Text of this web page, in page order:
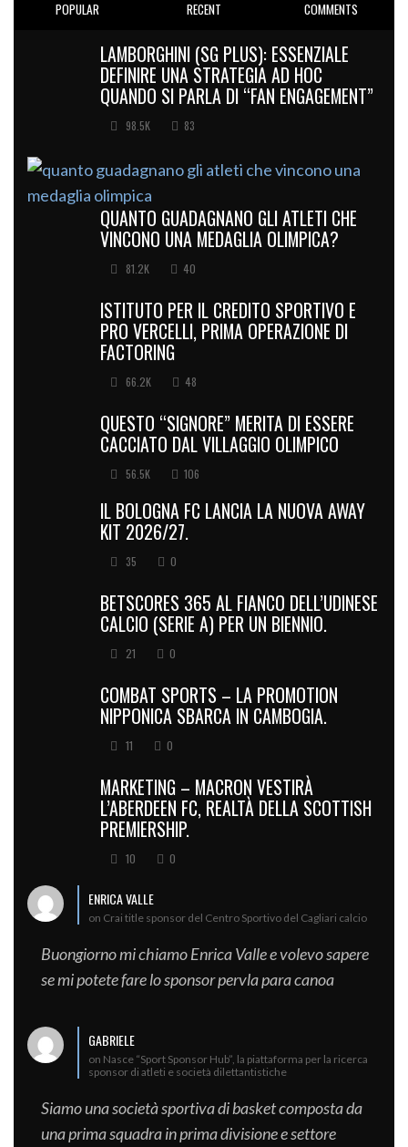
POPULAR RECENT COMMENTS
LAMBORGHINI (SG PLUS): ESSENZIALE
DEFINIRE UNA STRATEGIA AD HOC
QUANDO SI PARLA DI “FAN ENGAGEMENT”
98.5K 83
QUANTO GUADAGNANO GLI ATLETI CHE
VINCONO UNA MEDAGLIA OLIMPICA?
81.2K 40
ISTITUTO PER IL CREDITO SPORTIVO E
PRO VERCELLI, PRIMA OPERAZIONE DI
FACTORING
66.2K 48
QUESTO “SIGNORE” MERITA DI ESSERE
CACCIATO DAL VILLAGGIO OLIMPICO
56.5K 106
IL BOLOGNA FC LANCIA LA NUOVA AWAY
KIT 2026/27.
35 0
BETSCORES 365 AL FIANCO DELL’UDINESE
CALCIO (SERIE A) PER UN BIENNIO.
21 0
COMBAT SPORTS – LA PROMOTION
NIPPONICA SBARCA IN CAMBOGIA.
11 0
MARKETING – MACRON VESTIRÀ
L’ABERDEEN FC, REALTÀ DELLA SCOTTISH
PREMIERSHIP.
10 0
ENRICA VALLE
on Crai title sponsor del Centro Sportivo del Cagliari calcio
Buongiorno mi chiamo Enrica Valle e volevo sapere
se mi potete fare lo sponsor pervla para canoa
GABRIELE
on Nasce “Sport Sponsor Hub”, la piattaforma per la ricerca
sponsor di atleti e società dilettantistiche
Siamo una società sportiva di basket composta da
una prima squadra in prima divisione e settore